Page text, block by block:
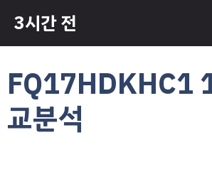
츠
건
너
기
3시간 전
FQ17HDKHC1
교분석